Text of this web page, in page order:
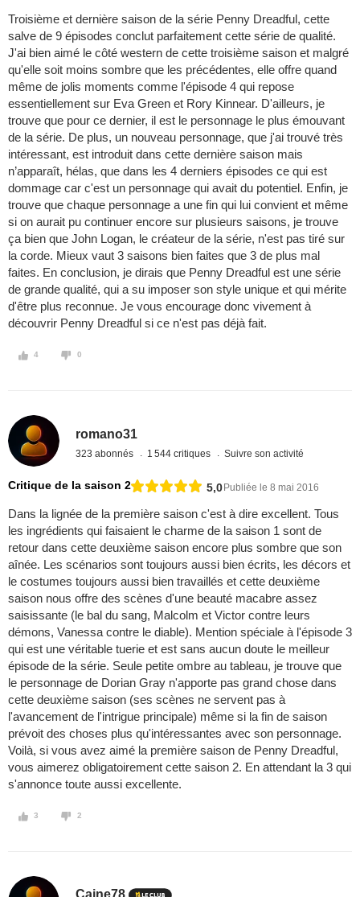
Troisième et dernière saison de la série Penny Dreadful, cette
salve de 9 épisodes conclut parfaitement cette série de qualité.
J'ai bien aimé le côté western de cette troisième saison et malgré
qu'elle soit moins sombre que les précédentes, elle offre quand
même de jolis moments comme l'épisode 4 qui repose
essentiellement sur Eva Green et Rory Kinnear. D'ailleurs, je
trouve que pour ce dernier, il est le personnage le plus émouvant
de la série. De plus, un nouveau personnage, que j'ai trouvé très
intéressant, est introduit dans cette dernière saison mais
n’apparaît, hélas, que dans les 4 derniers épisodes ce qui est
dommage car c'est un personnage qui avait du potentiel. Enfin, je
trouve que chaque personnage a une fin qui lui convient et même
si on aurait pu continuer encore sur plusieurs saisons, je trouve
ça bien que John Logan, le créateur de la série, n'est pas tiré sur
la corde. Mieux vaut 3 saisons bien faites que 3 de plus mal
faites. En conclusion, je dirais que Penny Dreadful est une série
de grande qualité, qui a su imposer son style unique et qui mérite
d'être plus reconnue. Je vous encourage donc vivement à
découvrir Penny Dreadful si ce n'est pas déjà fait.
4 0
romano31
323 abonnés 1 544 critiques Suivre son activité
Critique de la saison 2 5,0 Publiée le 8 mai 2016
Dans la lignée de la première saison c'est à dire excellent. Tous
les ingrédients qui faisaient le charme de la saison 1 sont de
retour dans cette deuxième saison encore plus sombre que son
aînée. Les scénarios sont toujours aussi bien écrits, les décors et
le costumes toujours aussi bien travaillés et cette deuxième
saison nous offre des scènes d'une beauté macabre assez
saisissante (le bal du sang, Malcolm et Victor contre leurs
démons, Vanessa contre le diable). Mention spéciale à l'épisode 3
qui est une véritable tuerie et est sans aucun doute le meilleur
épisode de la série. Seule petite ombre au tableau, je trouve que
le personnage de Dorian Gray n'apporte pas grand chose dans
cette deuxième saison (ses scènes ne servent pas à
l'avancement de l'intrigue principale) même si la fin de saison
prévoit des choses plus qu'intéressantes avec son personnage.
Voilà, si vous avez aimé la première saison de Penny Dreadful,
vous aimerez obligatoirement cette saison 2. En attendant la 3 qui
s'annonce toute aussi excellente.
3 2
Caine78